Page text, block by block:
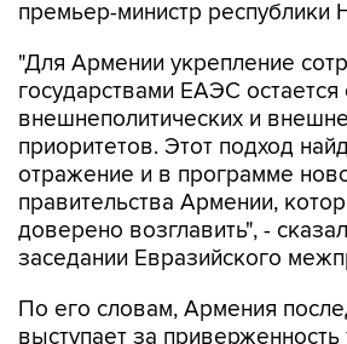
премьер-министр республики
"Для Армении укрепление
государствами ЕАЭС остается
внешнеполитических и
приоритетов. Этот подход
отражение и в программе
правительства Армении,
доверено возглавить", -
заседании Евразийского
По его словам, Армения
выступает за